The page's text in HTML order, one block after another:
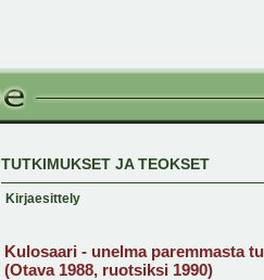
TUTKIMUKSET JA TEOKSET
Kirjaesittely
Kulosaari - unelma paremmasta
(Otava 1988, ruotsiksi 1990)